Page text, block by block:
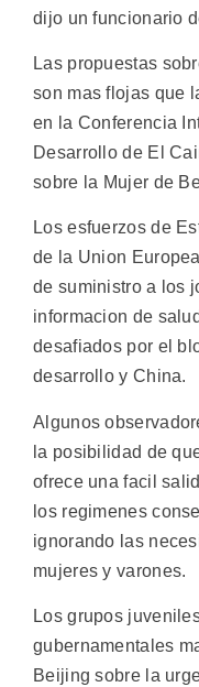
dijo un funcionario
Las propuestas
son mas flojas que
en la Conferencia
Desarrollo de El
sobre la Mujer de
Los esfuerzos de
de la Union
de suministro a los
informacion de
desafiados por el
desarrollo y China.
Algunos
la posibilidad de
ofrece una facil
los regimenes
ignorando las
mujeres y varones.
Los grupos
gubernamentales
Beijing sobre la